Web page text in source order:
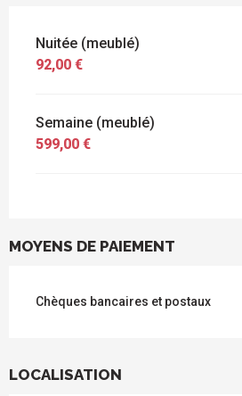
Nuitée (meublé)
92,00 €
Semaine (meublé)
599,00 €
MOYENS DE PAIEMENT
Chèques bancaires et postaux
LOCALISATION